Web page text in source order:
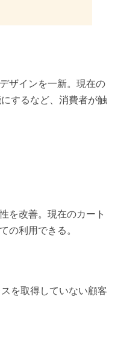
ザインを一新。現在の
するなど、消費者が触
を改善。現在のカート
の利用できる。
を取得していない顧客